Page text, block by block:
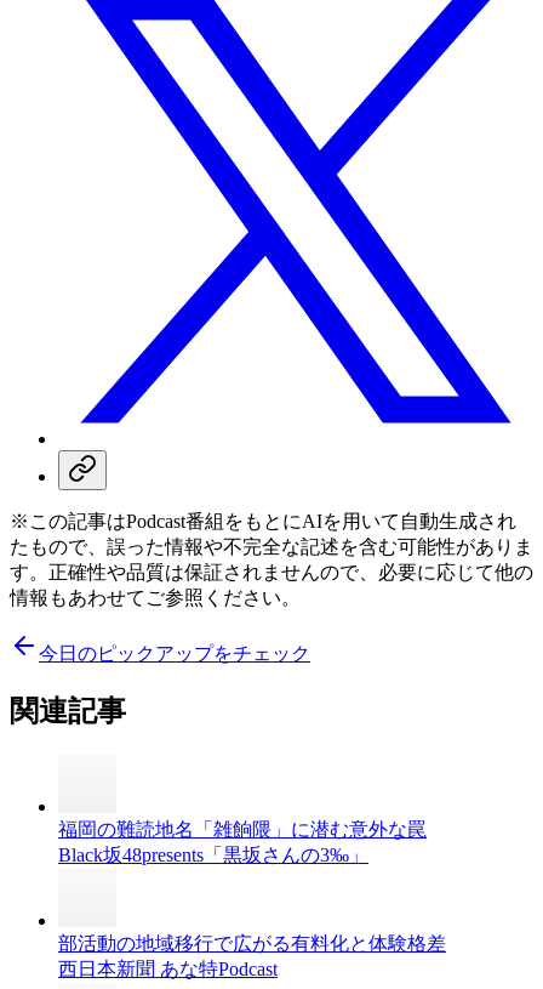
※この記事はPodcast番組をもとにAIを用いて自動生成され
たもので、誤った情報や不完全な記述を含む可能性がありま
す。正確性や品質は保証されませんので、必要に応じて他の
情報もあわせてご参照ください。
今日のピックアップをチェック
関連記事
福岡の難読地名「雑餉隈」に潜む意外な罠
Black坂48presents「黒坂さんの3‰」
部活動の地域移行で広がる有料化と体験格差
西日本新聞 あな特Podcast